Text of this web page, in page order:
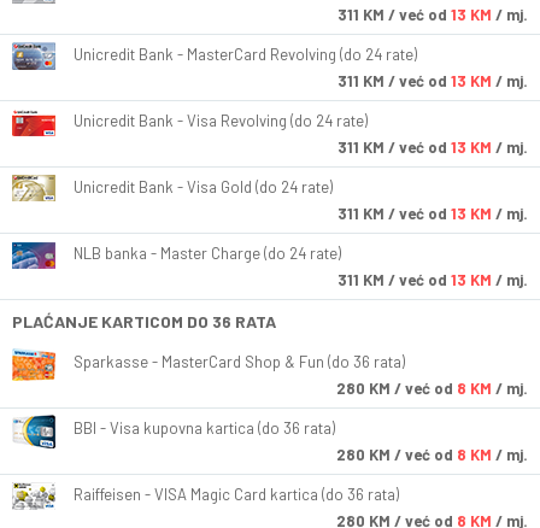
311 KM / već od 13 KM / mj.
Unicredit Bank - MasterCard Revolving (do 24 rate)
311 KM / već od 13 KM / mj.
Unicredit Bank - Visa Revolving (do 24 rate)
311 KM / već od 13 KM / mj.
Unicredit Bank - Visa Gold (do 24 rate)
311 KM / već od 13 KM / mj.
NLB banka - Master Charge (do 24 rate)
311 KM / već od 13 KM / mj.
PLAĆANJE KARTICOM DO 36 RATA
Sparkasse - MasterCard Shop & Fun (do 36 rata)
280 KM / već od 8 KM / mj.
BBI - Visa kupovna kartica (do 36 rata)
280 KM / već od 8 KM / mj.
Raiffeisen - VISA Magic Card kartica (do 36 rata)
280 KM / već od 8 KM / mj.